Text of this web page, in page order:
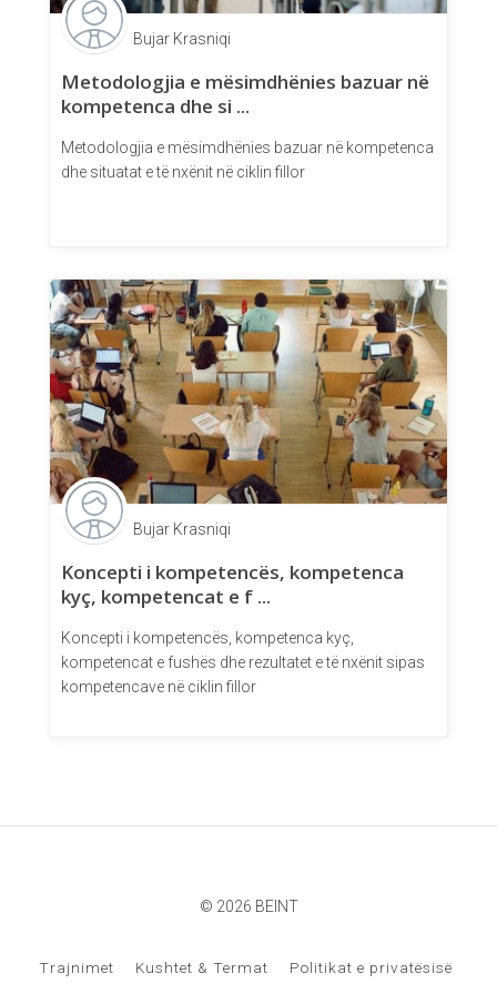
Bujar Krasniqi
Metodologjia e mësimdhënies bazuar në
kompetenca dhe si ...
Metodologjia e mësimdhënies bazuar në kompetenca
dhe situatat e të nxënit në ciklin fillor
Bujar Krasniqi
Koncepti i kompetencës, kompetenca
kyç, kompetencat e f ...
Koncepti i kompetencës, kompetenca kyç,
kompetencat e fushës dhe rezultatet e të nxënit sipas
kompetencave në ciklin fillor
© 2026 BEINT
Trajnimet Kushtet & Termat Politikat e privatësisë